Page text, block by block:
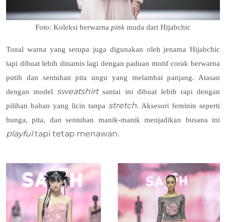
Foto: Koleksi berwarna pink muda dari Hijabchic
Tonal warna yang serupa juga digunakan oleh jenama Hijabchic
tapi dibuat lebih dinamis lagi dengan paduan motif corak berwarna
putih dan sentuhan pita ungu yang melambai panjang. Atasan
dengan model sweatshirtsantai ini dibuat lebih rapi dengan
pilihan bahan yang licin tanpa stretch. Aksesori feminin seperti
bunga, pita, dan sentuhan manik-manik menjadikan busana ini
playfultapi tetap menawan.